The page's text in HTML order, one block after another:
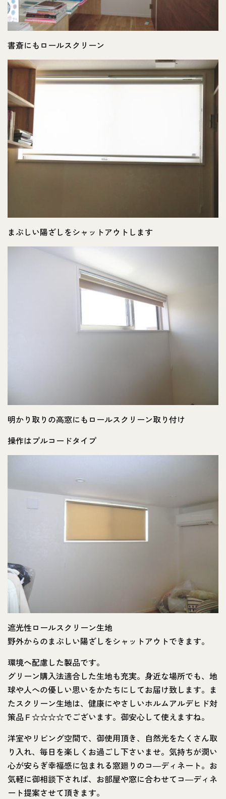
書斎にもロールスクリーン
まぶしい陽ざしをシャットアウトします
明かり取りの高窓にもロールスクリーン取り付け
操作はプルコードタイプ
遮光性ロールスクリーン生地
野外からのまぶしい陽ざしをシャットアウトできます。
環境へ配慮した製品です。
グリーン購入法適合した生地も充実。身近な場所でも、地
球や人への優しい思いをかたちにしてお届け致します。ま
たスクリーン生地は、健康にやさしいホルムアルデヒド対
策品Ｆ☆☆☆☆でございます。御安心して使えますね。
洋室やリビング空間で、御使用頂き、自然光をたくさん取
り入れ、毎日を楽しくお過ごし下さいませ。気持ちが潤い
心が安らぎ幸福感に包まれる窓廻りのコ―ディネート。お
気軽に御相談下されば、お部屋や窓に合わせてコ―ディネ
ート提案させて頂きます。